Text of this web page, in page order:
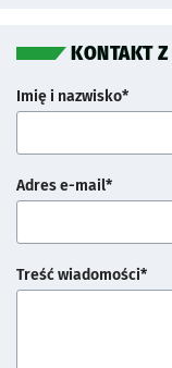
KONTAKT
Imię i nazwisko*
Adres e-mail*
Treść wiadomości*